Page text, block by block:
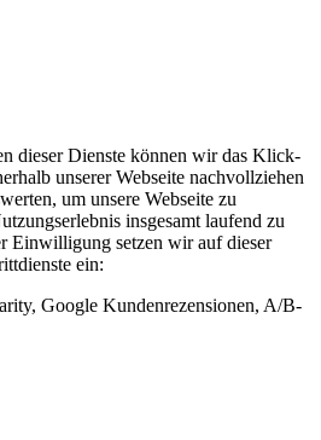
dieser Dienste können wir das Klick-
unserer Webseite nachvollziehen
um unsere Webseite zu
insgesamt laufend zu
Einwilligung setzen wir auf dieser
ein:
Google Kundenrezensionen, A/B-